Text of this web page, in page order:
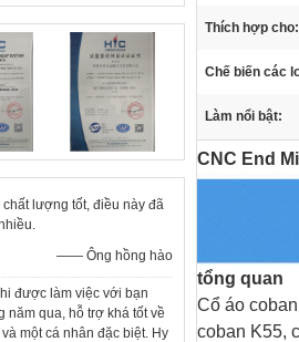
chất lượng tốt, điều này đã
—— Ông hồng hào
được làm việc với bạn
năm qua, hỗ trợ khá tốt về
một cá nhân đặc biệt. Hy
Thích hợp cho:
Chế biến các
Làm nổi bật:
CNC End
tổng quan
Cổ áo
coban K55,